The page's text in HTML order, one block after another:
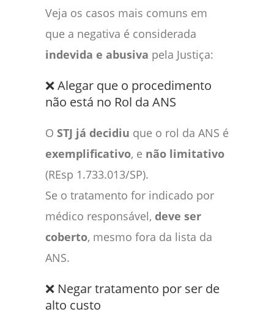
Veja os casos mais comuns em
que a negativa é considerada
indevida e abusiva pela Justiça:
❌ Alegar que o procedimento
não está no Rol da ANS
O STJ já decidiu que o rol da ANS é
exemplificativo, e não limitativo
(REsp 1.733.013/SP).
Se o tratamento for indicado por
médico responsável, deve ser
coberto, mesmo fora da lista da
ANS.
❌ Negar tratamento por ser de
alto custo